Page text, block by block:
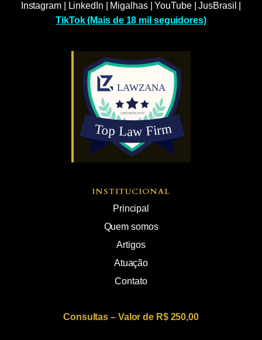
Instagram| LinkedIn Migalhas|YouTube|JusBrasil
TikTok (Mais de 18 mil seguidores)
INSTITUCIONAL
Principal
Quem somos
Artigos
Atuação
Contato
Consultas – Valor de R$ 250,00